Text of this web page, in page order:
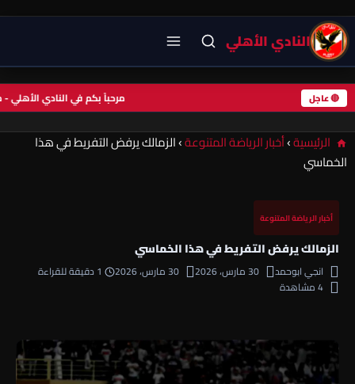
النادي الأهلي
🔴 عاجل مرحباً بكم في النادي
الرئيسية›أخبار الرياضة المتنوعة›الزمالك يرفض التفريط في هذا
الخماسي
أخبار الرياضة المتنوعة
الزمالك يرفض التفريط في هذا الخماسي
انجي ابوحمد 30 مارس، 2026 30 مارس، 2026
1 دقيقة للقراءة
4 مشاهدة